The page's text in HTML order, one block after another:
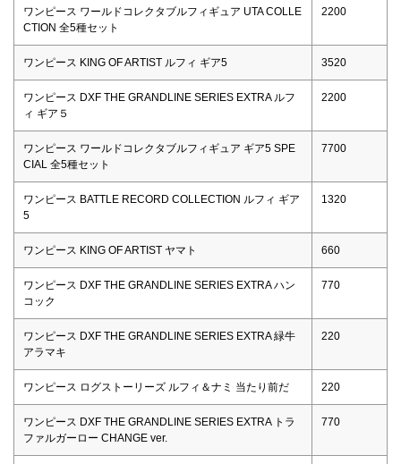
ワンピース ワールドコレクタブルフィギュア UTA COLLE
CTION 全5種セット
2200
ワンピース KING OF ARTIST ルフィ ギア5 3520
ワンピース DXF THE GRANDLINE SERIES EXTRA ルフ
ィ ギア５
2200
ワンピース ワールドコレクタブルフィギュア ギア5 SPE
CIAL 全5種セット
7700
ワンピース BATTLE RECORD COLLECTION ルフィ ギア
5
1320
ワンピース KING OF ARTIST ヤマト 660
ワンピース DXF THE GRANDLINE SERIES EXTRA ハン
コック
770
ワンピース DXF THE GRANDLINE SERIES EXTRA 緑牛
アラマキ
220
ワンピース ログストーリーズ ルフィ＆ナミ 当たり前だ 220
ワンピース DXF THE GRANDLINE SERIES EXTRA トラ
ファルガーロー CHANGE ver.
770